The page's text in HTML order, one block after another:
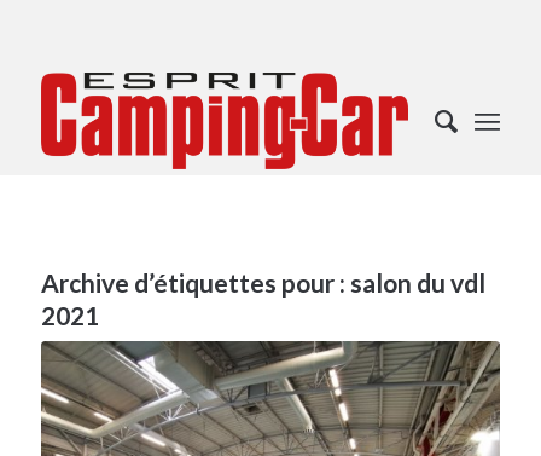
Archive d’étiquettes pour : salon du vdl
2021